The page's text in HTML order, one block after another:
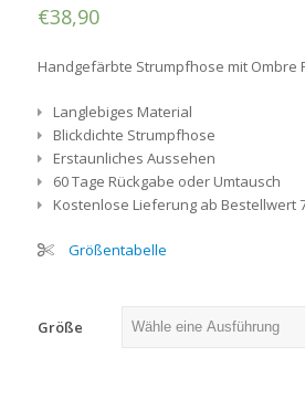
€38,90
Handgefärbte Strumpfhose mit Ombre
Langlebiges Material
Blickdichte Strumpfhose
Erstaunliches Aussehen
60 Tage Rückgabe oder Umtausch
Kostenlose Lieferung ab Bestellwert
Größentabelle
Größe